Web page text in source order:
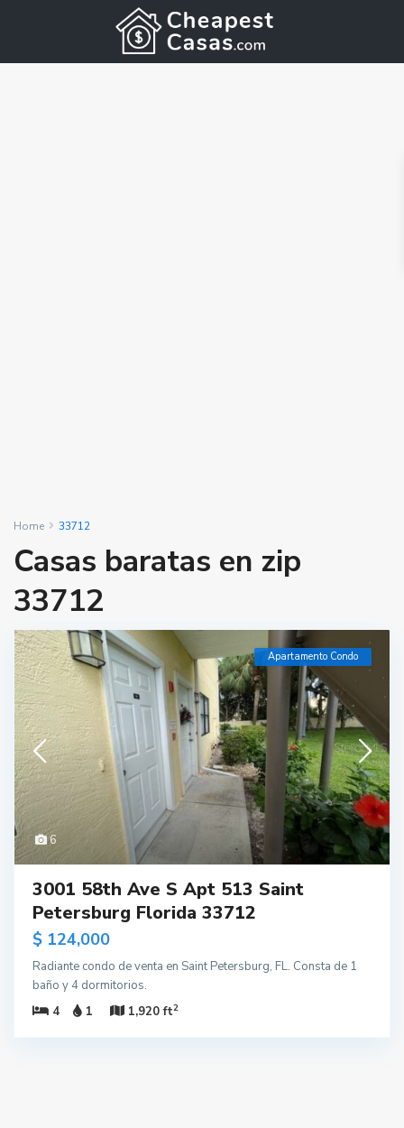
Home 33712
Casas baratas en zip
33712
6
Apartamento Condo
3001 58th Ave S Apt 513 Saint
Petersburg Florida 33712
$ 124,000
Radiante condo de venta en Saint Petersburg, FL. Consta de 1
baño y 4 dormitorios.
4
1 1,920 ft2